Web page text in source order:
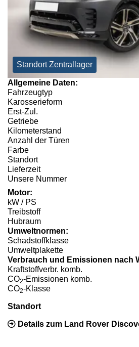
Standort Zentrallager
Allgemeine Daten:
Fahrzeugtyp
Karosserieform
Erst-Zul.
Getriebe
Kilometerstand
Anzahl der Türen
Farbe
Standort
Lieferzeit
Unsere Nummer
Motor:
kW / PS
Treibstoff
Hubraum
Umweltnormen:
Schadstoffklasse
Umweltplakette
Verbrauch und Emissionen nach
Kraftstoffverbr. komb.
CO2-Emissionen komb.
CO2-Klasse
Standort
Details zum Land Rover